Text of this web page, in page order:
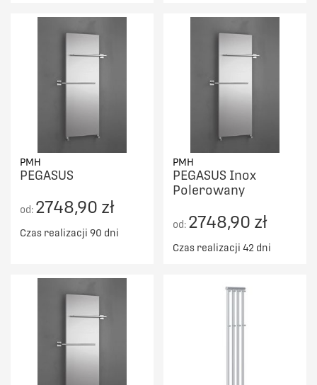
PMH
PEGASUS
od: 2748,90 zł
Czas realizacji 90 dni
PMH
PEGASUS Inox
Polerowany
od: 2748,90 zł
Czas realizacji 42 dni